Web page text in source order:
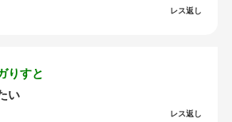
レス返し
りすと
い
レス返し